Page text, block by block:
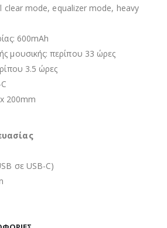
clear mode, equalizer mode, heavy
600mAh
μουσικής: περίπου 33 ώρες
3.5 ώρες
200mm
σε USB-C)